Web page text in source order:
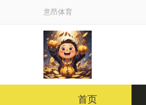
意昂体育
首页